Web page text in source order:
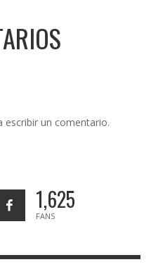
escribir un comentario.
1,625
FANS